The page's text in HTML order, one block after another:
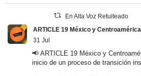
En Alta Voz Retuiteado
ARTICLE 19 México y Centroamérica
31 Jul
📢 ARTICLE 19 México y
inicio de un proceso de transición